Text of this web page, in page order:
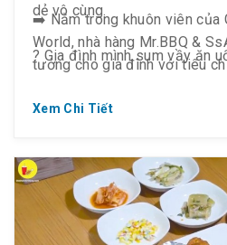
dẻ vô cùng.
? Gia đình mình sum vầy ăn
➡️ Nằm trong khuôn viên của
World, nhà hàng Mr.BBQ &
tưởng cho gia đình với tiêu
➡️ Với menu cực kỳ đa dạng
Quốc đậm đà tạo nên một
vẹn hương sắc, mùi vị tuyệt
Xem Chi Tiết